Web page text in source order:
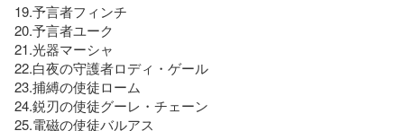
19.予言者フィンチ
20.予言者ユーク
21.光器マーシャ
22.白夜の守護者ロディ・ゲール
23.捕縛の使徒ローム
24.鋭刃の使徒グーレ・チェーン
25.電磁の使徒バルアス